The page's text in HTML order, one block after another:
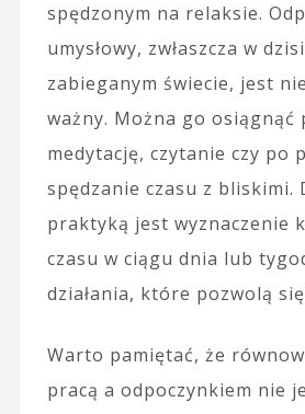
spędzonym na relaksie.
umysłowy, zwłaszcza w
zabieganym świecie, jest
ważny. Można go osiągnąć
medytację, czytanie czy po
spędzanie czasu z bliskimi.
praktyką jest wyznaczenie
czasu w ciągu dnia lub
działania, które pozwolą
Warto pamiętać, że
pracą a odpoczynkiem nie